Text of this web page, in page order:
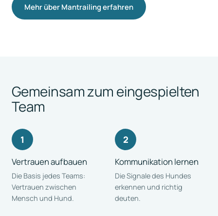
Mehr über Mantrailing erfahren
Gemeinsam zum eingespielten
Team
Vertrauen aufbauen
Die Basis jedes Teams:
Vertrauen zwischen
Mensch und Hund.
Kommunikation lernen
Die Signale des Hundes
erkennen und richtig
deuten.